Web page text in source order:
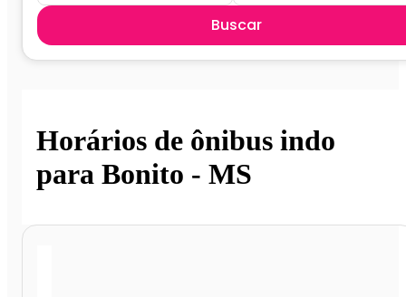
Buscar
Horários de ônibus indo
para Bonito - MS